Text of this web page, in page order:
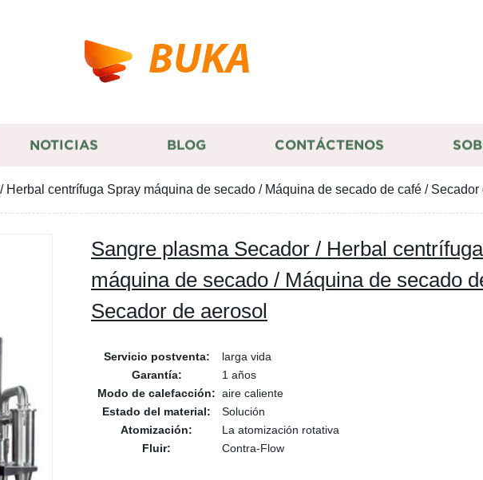
BUKA
NOTICIAS BLOG CONTÁCTENOS
Herbal centrífuga Spray máquina de secado / Máquina de secado de café / Secador
Sangre plasma Secador / Herbal
máquina de secado / Máquina de secado
Secador de aerosol
Servicio postventa:
larga vida
Garantía:
1 años
Modo de calefacción: aire caliente
Estado del material:
Solución
Atomización:
La atomización rotativa
Fluir:
Contra-Flow